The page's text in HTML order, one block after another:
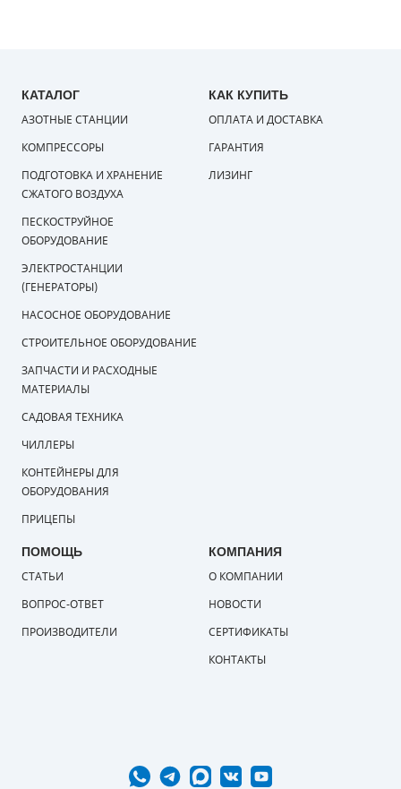
КАТАЛОГ
АЗОТНЫЕ СТАНЦИИ
КОМПРЕССОРЫ
ПОДГОТОВКА И ХРАНЕНИЕ
СЖАТОГО ВОЗДУХА
ПЕСКОСТРУЙНОЕ
ОБОРУДОВАНИЕ
ЭЛЕКТРОСТАНЦИИ
(ГЕНЕРАТОРЫ)
НАСОСНОЕ ОБОРУДОВАНИЕ
СТРОИТЕЛЬНОЕ ОБОРУДОВАНИЕ
ЗАПЧАСТИ И РАСХОДНЫЕ
МАТЕРИАЛЫ
САДОВАЯ ТЕХНИКА
ЧИЛЛЕРЫ
КОНТЕЙНЕРЫ ДЛЯ
ОБОРУДОВАНИЯ
ПРИЦЕПЫ
КАК КУПИТЬ
ОПЛАТА И ДОСТАВКА
ГАРАНТИЯ
ЛИЗИНГ
ПОМОЩЬ
СТАТЬИ
ВОПРОС-ОТВЕТ
ПРОИЗВОДИТЕЛИ
КОМПАНИЯ
О КОМПАНИИ
НОВОСТИ
СЕРТИФИКАТЫ
КОНТАКТЫ